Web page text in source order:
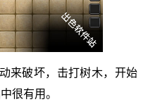
来破坏，击打树木，开始
很有用。